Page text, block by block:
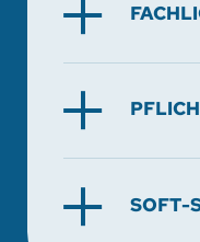
SOFT-